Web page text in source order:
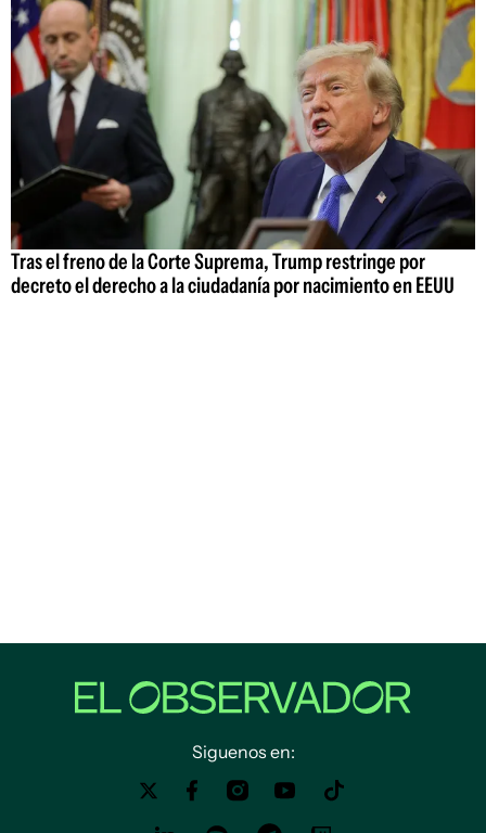
Tras el freno de la Corte Suprema, Trump restringe por
decreto el derecho a la ciudadanía por nacimiento en EEUU
Siguenos en: